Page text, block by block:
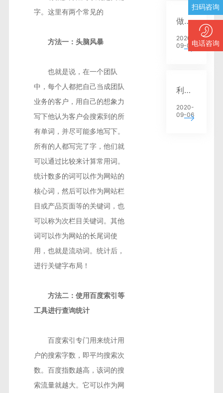
字。这里有两个常见的
方法一：头脑风暴
也就是说，在一个团队
中，每个人都把自己当成团队
业务的客户，用自己的想象力
写下他认为客户会搜索到的所
有单词，并尽可能多地写下。
所有的人都写完了字，他们就
可以通过比较来计算常用词。
统计数多的词可以作为网站的
核心词，然后可以作为网站栏
目或产品页面等的关键词，也
可以称为次栏目关键词。其他
词可以作为网站的长尾词使
用，也就是流动词。统计后，
进行关键字布局！
方法二：使用百度索引等
工具进行查询统计
百度索引专门用来统计用
户的搜索字数，即平均搜索次
数。百度指数越高，该词的搜
索流量就越大。它可以作为网
做网站SEO优化你需要了解几个主要特征分析
2020-
09-06
利用SEO优化网站建设布局
2020-
09-06
扫码咨询
电话咨询